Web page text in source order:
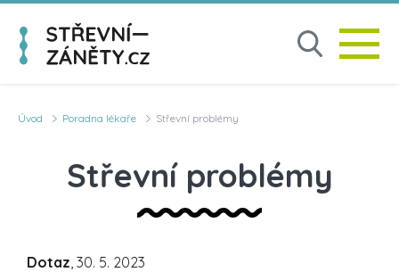
Úvod Poradna lékaře Střevní problémy
Střevní problémy
Dotaz, 30. 5. 2023